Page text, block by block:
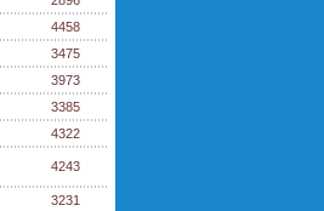
4458
3475
3973
3385
4322
4243
3231